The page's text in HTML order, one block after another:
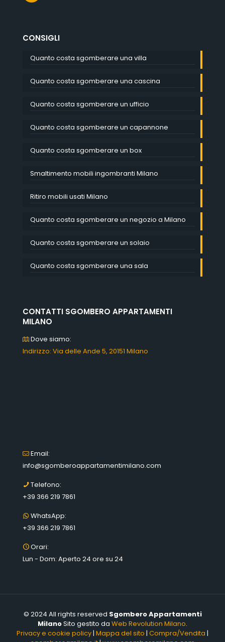
CONSIGLI
Quanto costa sgomberare una villa
Quanto costa sgomberare una cascina
Quanto costa sgomberare un ufficio
Quanto costa sgomberare un capannone
Quanto costa sgomberare un box
Smaltimento mobili ingombranti Milano
Ritiro mobili usati Milano
Quanto costa sgomberare un negozio a Milano
Quanto costa sgomberare un solaio
Quanto costa sgomberare una sala
CONTATTI SGOMBERO APPARTAMENTI
MILANO
Dove siamo:
Indirizzo: Via delle Ande 5, 20151 Milano
Email:
info@sgomberoappartamentimilano.com
Telefono:
+39 366 219 7861
WhatsApp:
+39 366 219 7861
Orari:
Lun - Dom: Aperto 24 ore su 24
© 2024 All rights reserved Sgombero Appartamenti
MilanoSito gestito da Web Revolution Milano.
Privacy e cookie policy| Mappa del sito | Compra/Vendita |